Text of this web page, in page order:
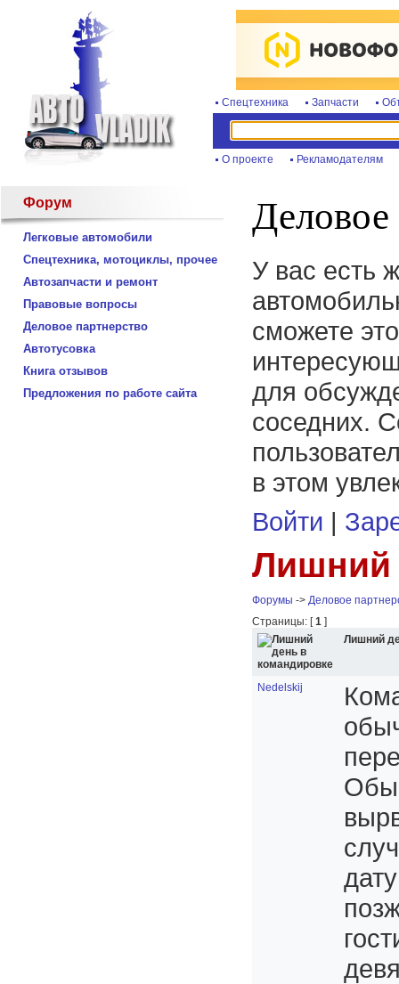
Спецтехника Запчасти
О проекте Рекламодателям
Форум
Легковые автомобили
Спецтехника, мотоциклы, прочее
Автозапчасти и ремонт
Правовые вопросы
Деловое партнерство
Автотусовка
Книга отзывов
Предложения по работе сайта
Деловое
У вас есть
сможете
для
соседних.
в этом
Войти |
Лишний
Форумы -> Деловое
Страницы: [1 ]
Лишний
Nedelskij